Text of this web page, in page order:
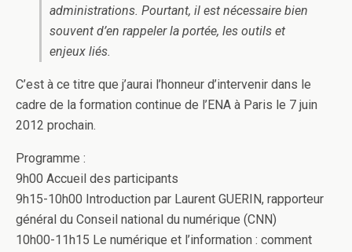
r
I
n
e
r
administrations. Pourtant, il est nécessaire bien
souvent d’en rappeler la portée, les outils et
enjeux liés.
C’est à ce titre que j’aurai l’honneur d’intervenir dans le
cadre de la formation continue de l’ENA à Paris le 7 juin
2012 prochain.
Programme :
9h00 Accueil des participants
9h15-10h00 Introduction par Laurent GUERIN, rapporteur
général du Conseil national du numérique (CNN)
10h00-11h15 Le numérique et l’information : comment